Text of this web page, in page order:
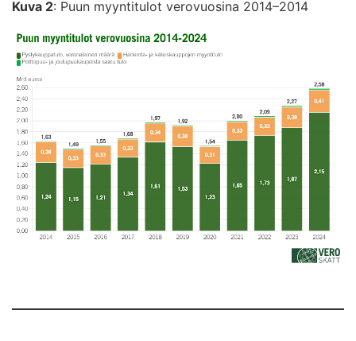
Kuva 2: Puun myyntitulot verovuosina 2014–2014